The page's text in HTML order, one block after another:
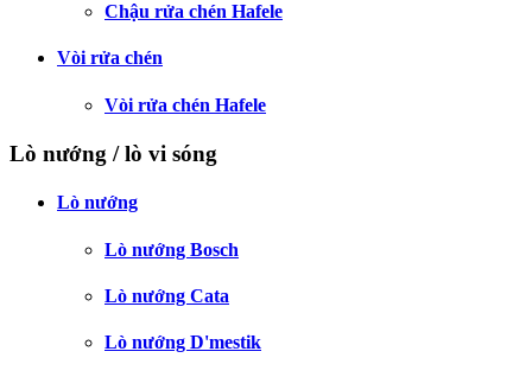
Chậu rửa chén Hafele
Vòi rửa chén
Vòi rửa chén Hafele
Lò nướng / lò vi sóng
Lò nướng
Lò nướng Bosch
Lò nướng Cata
Lò nướng D'mestik